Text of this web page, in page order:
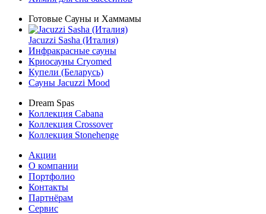
Готовые Сауны и Хаммамы
Jacuzzi Sasha (Италия)
Инфракрасные сауны
Криосауны Cryomed
Купели (Беларусь)
Сауны Jacuzzi Mood
Dream Spas
Коллекция Cabana
Коллекция Crossover
Коллекция Stonehenge
Акции
О компании
Портфолио
Контакты
Партнёрам
Сервис